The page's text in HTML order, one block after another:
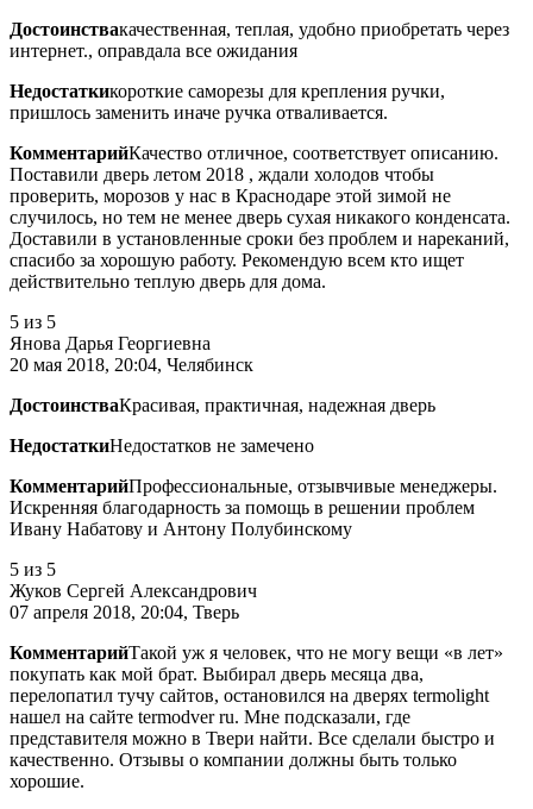
Достоинствакачественная, теплая, удобно приобретать через
интернет., оправдала все ожидания
Недостаткикороткие саморезы для крепления ручки,
пришлось заменить иначе ручка отваливается.
КомментарийКачество отличное, соответствует описанию.
Поставили дверь летом 2018 , ждали холодов чтобы
проверить, морозов у нас в Краснодаре этой зимой не
случилось, но тем не менее дверь сухая никакого конденсата.
Доставили в установленные сроки без проблем и нареканий,
спасибо за хорошую работу. Рекомендую всем кто ищет
действительно теплую дверь для дома.
5 из 5
Янова Дарья Георгиевна
20 мая 2018, 20:04, Челябинск
ДостоинстваКрасивая, практичная, надежная дверь
НедостаткиНедостатков не замечено
КомментарийПрофессиональные, отзывчивые менеджеры.
Искренняя благодарность за помощь в решении проблем
Ивану Набатову и Антону Полубинскому
5 из 5
Жуков Сергей Александрович
07 апреля 2018, 20:04, Тверь
КомментарийТакой уж я человек, что не могу вещи «в лет»
покупать как мой брат. Выбирал дверь месяца два,
перелопатил тучу сайтов, остановился на дверях termolight
нашел на сайте termodver ru. Мне подсказали, где
представителя можно в Твери найти. Все сделали быстро и
качественно. Отзывы о компании должны быть только
хорошие.